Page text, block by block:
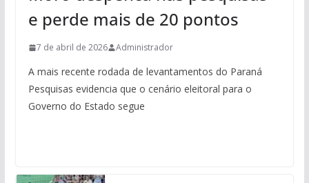
e perde mais de 20 pontos
7 de abril de 2026 Administrador
A mais recente rodada de levantamentos do Paraná
Pesquisas evidencia que o cenário eleitoral para o
Governo do Estado segue